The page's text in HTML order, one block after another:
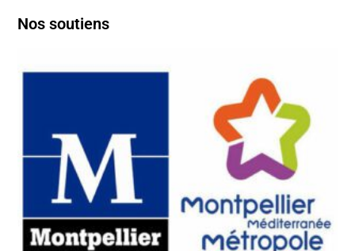
Nos soutiens